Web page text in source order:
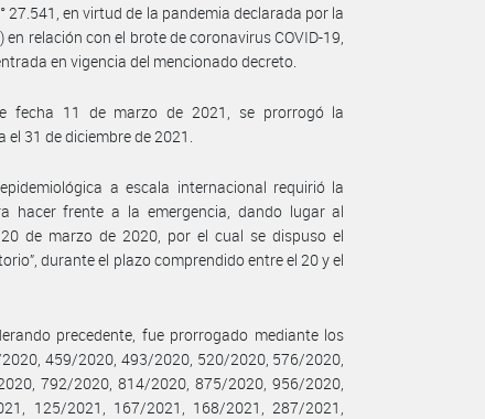
en virtud de la pandemia declarada por la
relación con el brote de coronavirus COVID-19,
en vigencia del mencionado decreto.
fecha 11 de marzo de 2021, se prorrogó la
31 de diciembre de 2021.
a escala internacional requirió la
hacer frente a la emergencia, dando lugar al
de marzo de 2020, por el cual se dispuso el
durante el plazo comprendido entre el 20 y el
precedente, fue prorrogado mediante los
459/2020, 493/2020, 520/2020, 576/2020,
792/2020, 814/2020, 875/2020, 956/2020,
125/2021, 167/2021, 168/2021, 287/2021,